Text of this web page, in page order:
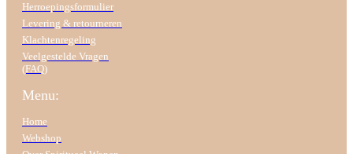
Herroepingsformulier
Levering & retourneren
Klachtenregeling
Veelgestelde Vragen
(FAQ)
Menu:
Home
Webshop